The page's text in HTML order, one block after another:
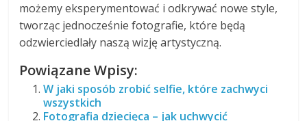
możemy eksperymentować i odkrywać nowe style,
tworząc jednocześnie fotografie, które będą
odzwierciedlały naszą wizję artystyczną.
Powiązane Wpisy:
W jaki sposób zrobić selfie, które zachwyci
wszystkich
Fotografia dziecięca – jak uchwycić